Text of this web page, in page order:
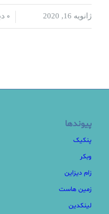
ژانویه 16, 2020 / 0 دیدگاه/
پیوندها
پنکیک
وبکر
زام دیزاین
زمین هاست
لینکدین